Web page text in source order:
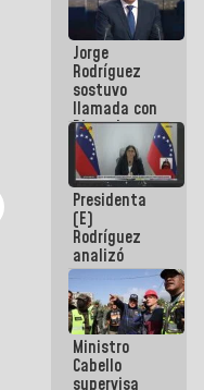
Venezuela"
a servidores
públicos
Jorge
Rodríguez
sostuvo
llamada con
Dinorah
Figuera y
acuerdan
primer
encuentro
presencial
para el
diálogo
Presidenta
(E)
Rodríguez
analizó
junto a
gobernadores
planes de
recuperación
del Sistema
Eléctrico
Ministro
Cabello
supervisa